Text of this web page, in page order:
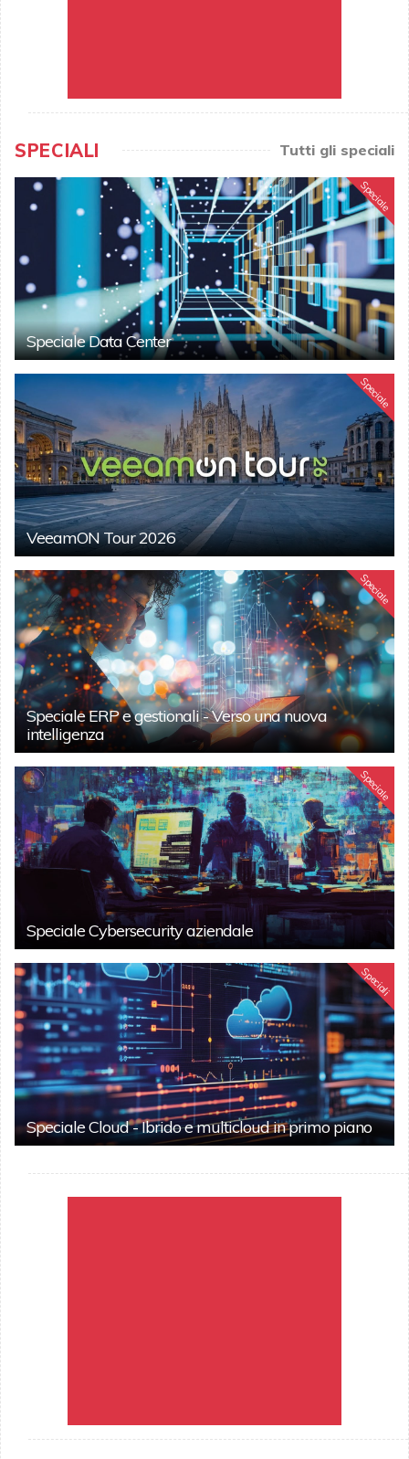
SPECIALI Tutti gli speciali
Speciale
Speciale Data Center
Speciale
VeeamON Tour 2026
Speciale
Speciale ERP e gestionali - Verso una nuova
intelligenza
Speciale
Speciale Cybersecurity aziendale
Speciali
Speciale Cloud - Ibrido e multicloud in primo piano